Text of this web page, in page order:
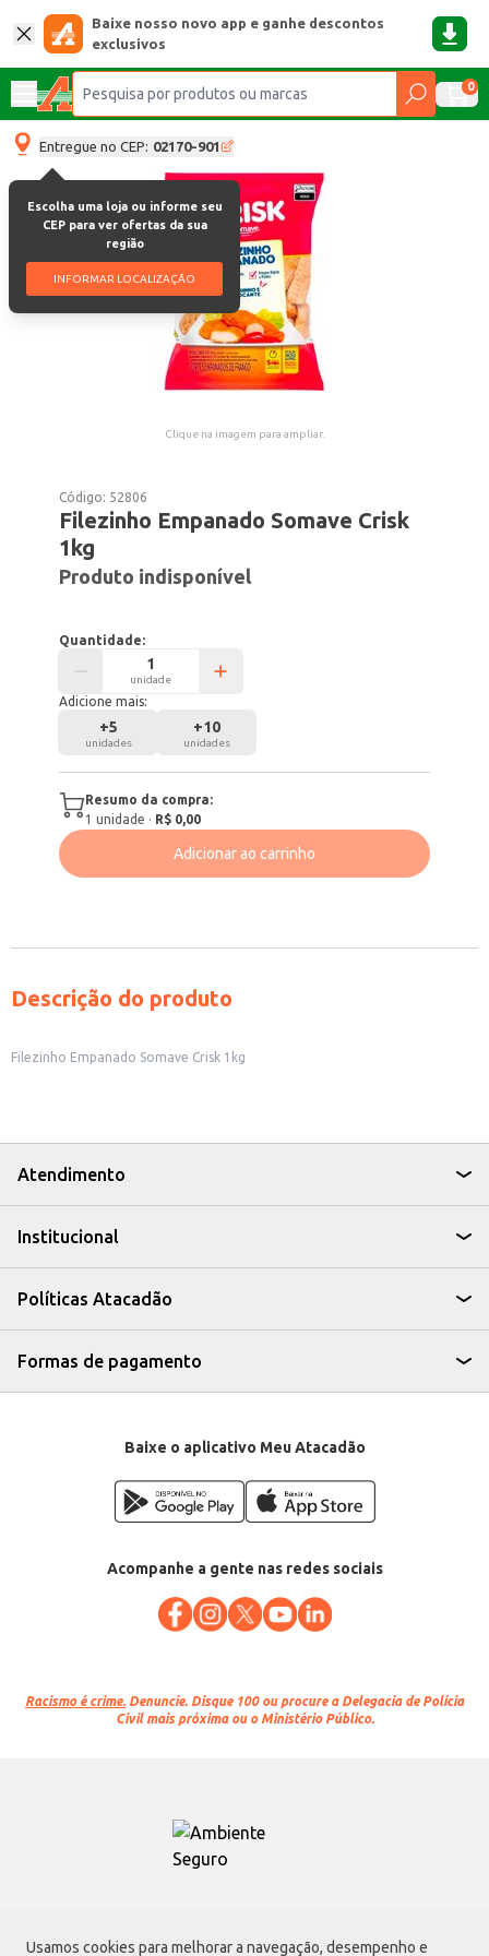
Usamos cookies para melhorar a navegação, desempenho e
Baixe nosso novo app e ganhe descontos
exclusivos
0
Entregue no CEP: 02170-901
Escolha uma loja ou informe seu
CEP para ver ofertas da sua
região
INFORMAR LOCALIZAÇÃO
Clique na imagem para ampliar.
Código: 52806
Filezinho Empanado Somave Crisk
1kg
Produto indisponível
Quantidade:
unidade
Adicione mais:
+5
unidades
+10
unidades
Resumo da compra:
1 unidade · R$ 0,00
Adicionar ao carrinho
Descrição do produto
Filezinho Empanado Somave Crisk 1kg
Atendimento
Institucional
Políticas Atacadão
Formas de pagamento
Baixe o aplicativo Meu Atacadão
Acompanhe a gente nas redes sociais
Racismo é crime. Denuncie. Disque 100 ou procure a Delegacia de Polícia
Civil mais próxima ou o Ministério Público.
Atacadão S.A.